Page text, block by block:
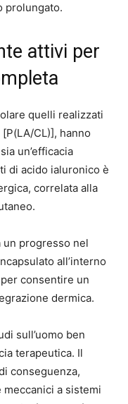
prolungato.
attivi per
quelli realizzati
CL)], hanno
un’efficacia
di acido ialuronico è
correlata alla
un progresso nel
all’interno
consentire un
dermica.
sull’uomo ben
terapeutica. Il
conseguenza,
a sistemi